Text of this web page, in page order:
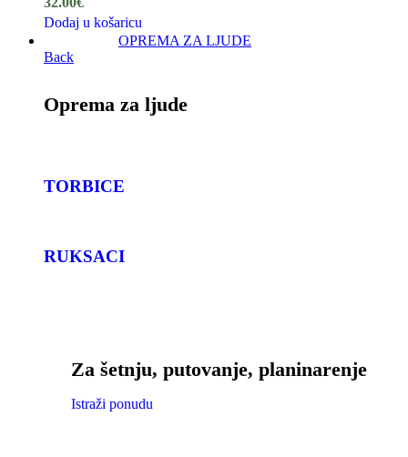
Dodaj u košaricu
OPREMA ZA LJUDE
Back
Oprema za ljude
TORBICE
RUKSACI
Za šetnju, putovanje, planinarenje
Istraži ponudu